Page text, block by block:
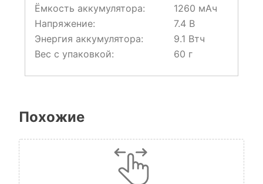
Ёмкость аккумулятора:
1260 мАч
Напряжение:
7.4 В
Энергия аккумулятора:
9.1 Втч
Вес с упаковкой:
60 г
Похожие